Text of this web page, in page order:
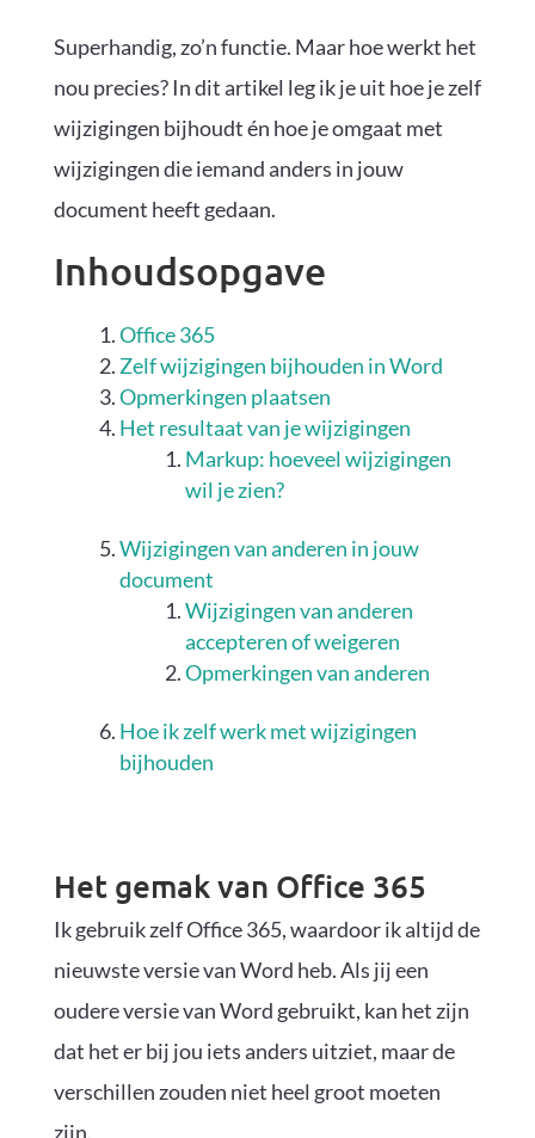
Superhandig, zo’n functie. Maar hoe werkt het
nou precies? In dit artikel leg ik je uit hoe je zelf
wijzigingen bijhoudt én hoe je omgaat met
wijzigingen die iemand anders in jouw
document heeft gedaan.
Inhoudsopgave
Office 365
Zelf wijzigingen bijhouden in Word
Opmerkingen plaatsen
Het resultaat van je wijzigingen
Markup: hoeveel wijzigingen
wil je zien?
Wijzigingen van anderen in jouw
document
Wijzigingen van anderen
accepteren of weigeren
Opmerkingen van anderen
Hoe ik zelf werk met wijzigingen
bijhouden
Het gemak van Office 365
Ik gebruik zelf Office 365, waardoor ik altijd de
nieuwste versie van Word heb. Als jij een
oudere versie van Word gebruikt, kan het zijn
dat het er bij jou iets anders uitziet, maar de
verschillen zouden niet heel groot moeten
zijn.